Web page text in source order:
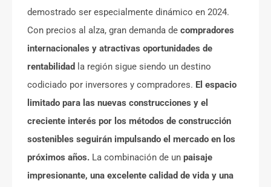
demostrado ser especialmente dinámico en 2024.
Con precios al alza, gran demanda de compradores
internacionales y atractivas oportunidades de
rentabilidad la región sigue siendo un destino
codiciado por inversores y compradores. El espacio
limitado para las nuevas construcciones y el
creciente interés por los métodos de construcción
sostenibles seguirán impulsando el mercado en los
próximos años. La combinación de un paisaje
impresionante, una excelente calidad de vida y una